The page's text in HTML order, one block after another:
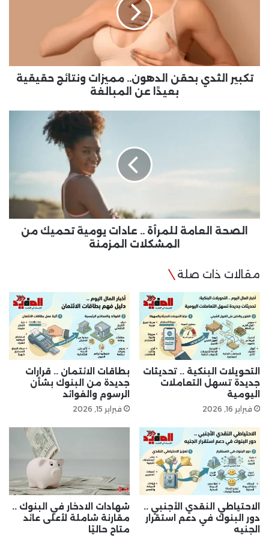
عن
المبالغة
تكبير الثدي بحقن الدهون.. مميزات ونتائج حقيقية
بعيدًا عن المبالغة
المشكلات
المزمنةالصحة العامة للمرأة .. عادات يومية تحميك من
المشكلات المزمنة
مقالات ذات صلة
التحويلات البنكية .. تحديثات
جديدة تسهل التعاملات
اليومية
فبراير 16, 2026
بطاقات الائتمان .. قرارات
جديدة من البنوك بشأن
الرسوم والفوائد
فبراير 15, 2026
الاحتياطي النقدي الأجنبي ..
دور البنوك في دعم استقرار
الجنيه
شهادات الادخار في البنوك ..
مقارنة شاملة لأعلى عائد
متاح حاليًا